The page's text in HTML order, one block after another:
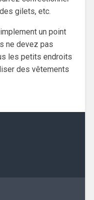
gilets, etc.
un point
ne devez pas
les petits endroits
des vêtements